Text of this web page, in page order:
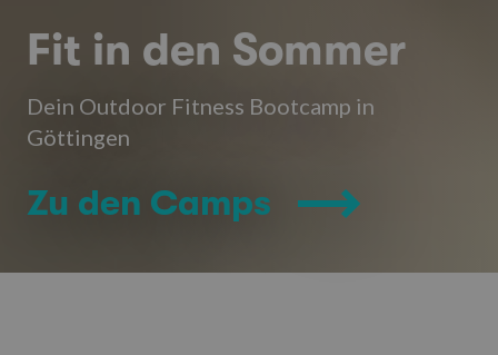
Fit in den Sommer
Dein Outdoor Fitness Bootcamp in
Göttingen
Zu den Camps